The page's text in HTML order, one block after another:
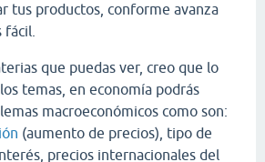
tus productos, conforme avanza
fácil.
que puedas ver, creo que lo
temas, en economía podrás
macroeconómicos como son:
(aumento de precios), tipo de
precios internacionales del